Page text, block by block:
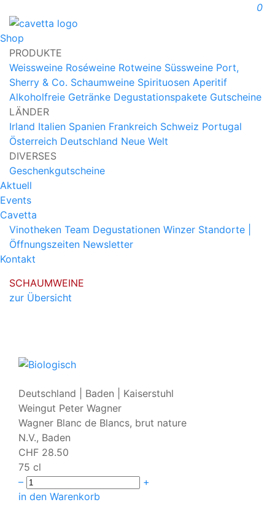
0
Shop
PRODUKTE
Weissweine Roséweine Rotweine Süssweine Port,
Sherry & Co. Schaumweine Spirituosen Aperitif
Alkoholfreie Getränke Degustationspakete Gutscheine
LÄNDER
Irland Italien Spanien Frankreich Schweiz Portugal
Österreich Deutschland Neue Welt
DIVERSES
Geschenkgutscheine
Aktuell
Events
Cavetta
Vinotheken Team Degustationen Winzer Standorte |
Öffnungszeiten Newsletter
Kontakt
SCHAUMWEINE
zur Übersicht
Deutschland | Baden | Kaiserstuhl
Weingut Peter Wagner
Wagner Blanc de Blancs, brut nature
N.V., Baden
CHF 28.50
75 cl
–
+
in den Warenkorb